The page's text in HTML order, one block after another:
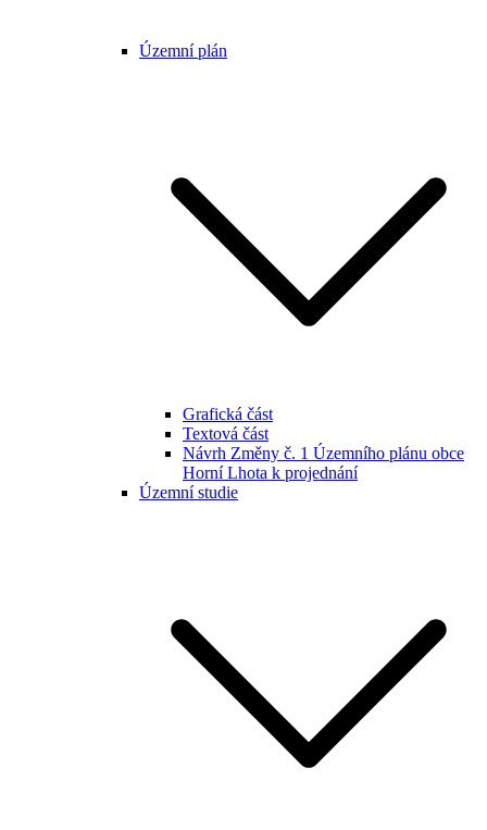
Územní plán
Grafická část
Textová část
Návrh Změny č. 1 Územního plánu obce
Horní Lhota k projednání
Územní studie